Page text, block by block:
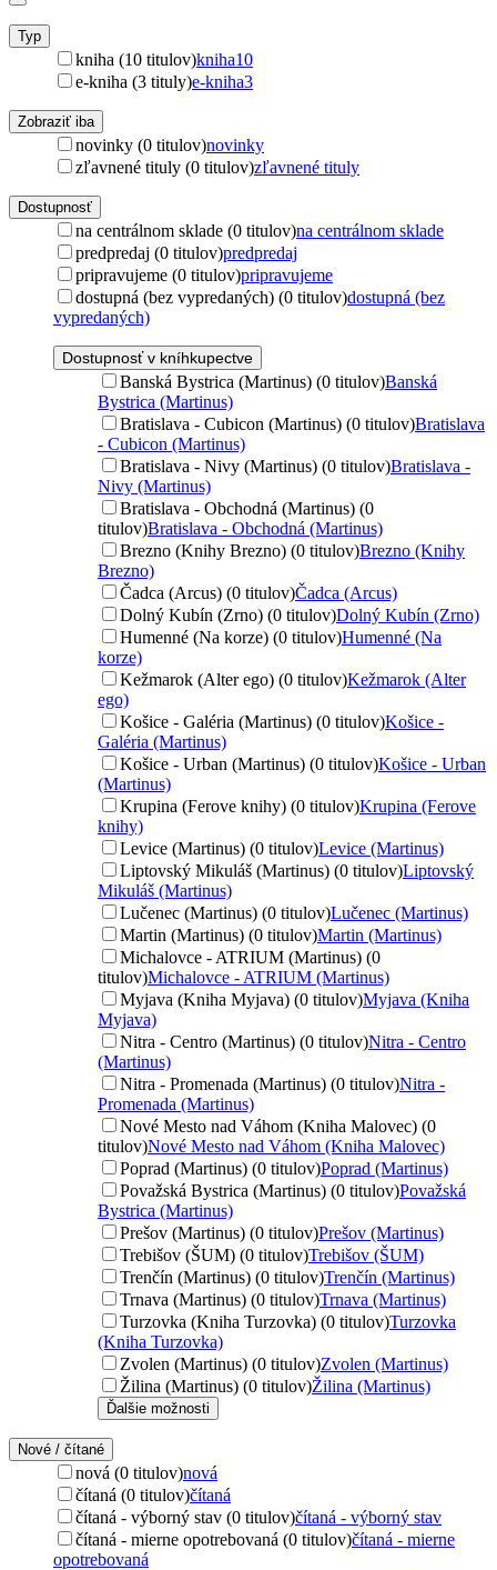
Typ
kniha (10 titulov)kniha10
e-kniha (3 tituly)e-kniha3
Zobraziť iba
novinky (0 titulov)novinky
zľavnené tituly (0 titulov)zľavnené tituly
Dostupnosť
na centrálnom sklade (0 titulov)na centrálnom sklade
predpredaj (0 titulov)predpredaj
pripravujeme (0 titulov)pripravujeme
dostupná (bez vypredaných) (0 titulov)dostupná (bez
vypredaných)
Dostupnosť v kníhkupectve
Banská Bystrica (Martinus) (0 titulov)Banská
Bystrica (Martinus)
Bratislava - Cubicon (Martinus) (0 titulov)Bratislava
- Cubicon (Martinus)
Bratislava - Nivy (Martinus) (0 titulov)Bratislava -
Nivy (Martinus)
Bratislava - Obchodná (Martinus) (0
titulov)Bratislava - Obchodná (Martinus)
Brezno (Knihy Brezno) (0 titulov)Brezno (Knihy
Brezno)
Čadca (Arcus) (0 titulov)Čadca (Arcus)
Dolný Kubín (Zrno) (0 titulov)Dolný Kubín (Zrno)
Humenné (Na korze) (0 titulov)Humenné (Na
korze)
Kežmarok (Alter ego) (0 titulov)Kežmarok (Alter
ego)
Košice - Galéria (Martinus) (0 titulov)Košice -
Galéria (Martinus)
Košice - Urban (Martinus) (0 titulov)Košice - Urban
(Martinus)
Krupina (Ferove knihy) (0 titulov)Krupina (Ferove
knihy)
Levice (Martinus) (0 titulov)Levice (Martinus)
Liptovský Mikuláš (Martinus) (0 titulov)Liptovský
Mikuláš (Martinus)
Lučenec (Martinus) (0 titulov)Lučenec (Martinus)
Martin (Martinus) (0 titulov)Martin (Martinus)
Michalovce - ATRIUM (Martinus) (0
titulov)Michalovce - ATRIUM (Martinus)
Myjava (Kniha Myjava) (0 titulov)Myjava (Kniha
Myjava)
Nitra - Centro (Martinus) (0 titulov)Nitra - Centro
(Martinus)
Nitra - Promenada (Martinus) (0 titulov)Nitra -
Promenada (Martinus)
Nové Mesto nad Váhom (Kniha Malovec) (0
titulov)Nové Mesto nad Váhom (Kniha Malovec)
Poprad (Martinus) (0 titulov)Poprad (Martinus)
Považská Bystrica (Martinus) (0 titulov)Považská
Bystrica (Martinus)
Prešov (Martinus) (0 titulov)Prešov (Martinus)
Trebišov (ŠUM) (0 titulov)Trebišov (ŠUM)
Trenčín (Martinus) (0 titulov)Trenčín (Martinus)
Trnava (Martinus) (0 titulov)Trnava (Martinus)
Turzovka (Kniha Turzovka) (0 titulov)Turzovka
(Kniha Turzovka)
Zvolen (Martinus) (0 titulov)Zvolen (Martinus)
Žilina (Martinus) (0 titulov)Žilina (Martinus)
Ďalšie možnosti
Nové / čítané
nová (0 titulov)nová
čítaná (0 titulov)čítaná
čítaná - výborný stav (0 titulov)čítaná - výborný stav
čítaná - mierne opotrebovaná (0 titulov)čítaná - mierne
opotrebovaná